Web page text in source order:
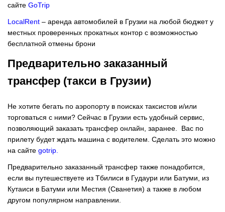
сайте GoTrip
LocalRent – аренда автомобилей в Грузии на любой бюджет у
местных проверенных прокатных контор с возможностью
бесплатной отмены брони
Предварительно заказанный
трансфер (такси в Грузии)
Не хотите бегать по аэропорту в поисках таксистов и/или
торговаться с ними? Сейчас в Грузии есть удобный сервис,
позволяющий заказать трансфер онлайн, заранее. Вас по
прилету будет ждать машина с водителем. Сделать это можно
на сайте gotrip
Предварительно заказанный трансфер также понадобится,
если вы путешествуете из Тбилиси в Гудаури или Батуми, из
Кутаиси в Батуми или Местия (Сванетия) а также в любом
другом популярном направлении.